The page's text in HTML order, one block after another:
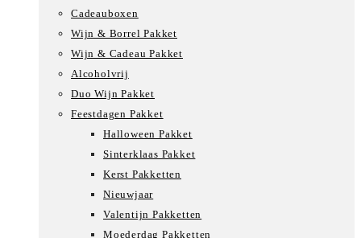
Cadeauboxen
Wijn & Borrel Pakket
Wijn & Cadeau Pakket
Alcoholvrij
Duo Wijn Pakket
Feestdagen Pakket
Halloween Pakket
Sinterklaas Pakket
Kerst Pakketten
Nieuwjaar
Valentijn Pakketten
Moederdag Pakketten